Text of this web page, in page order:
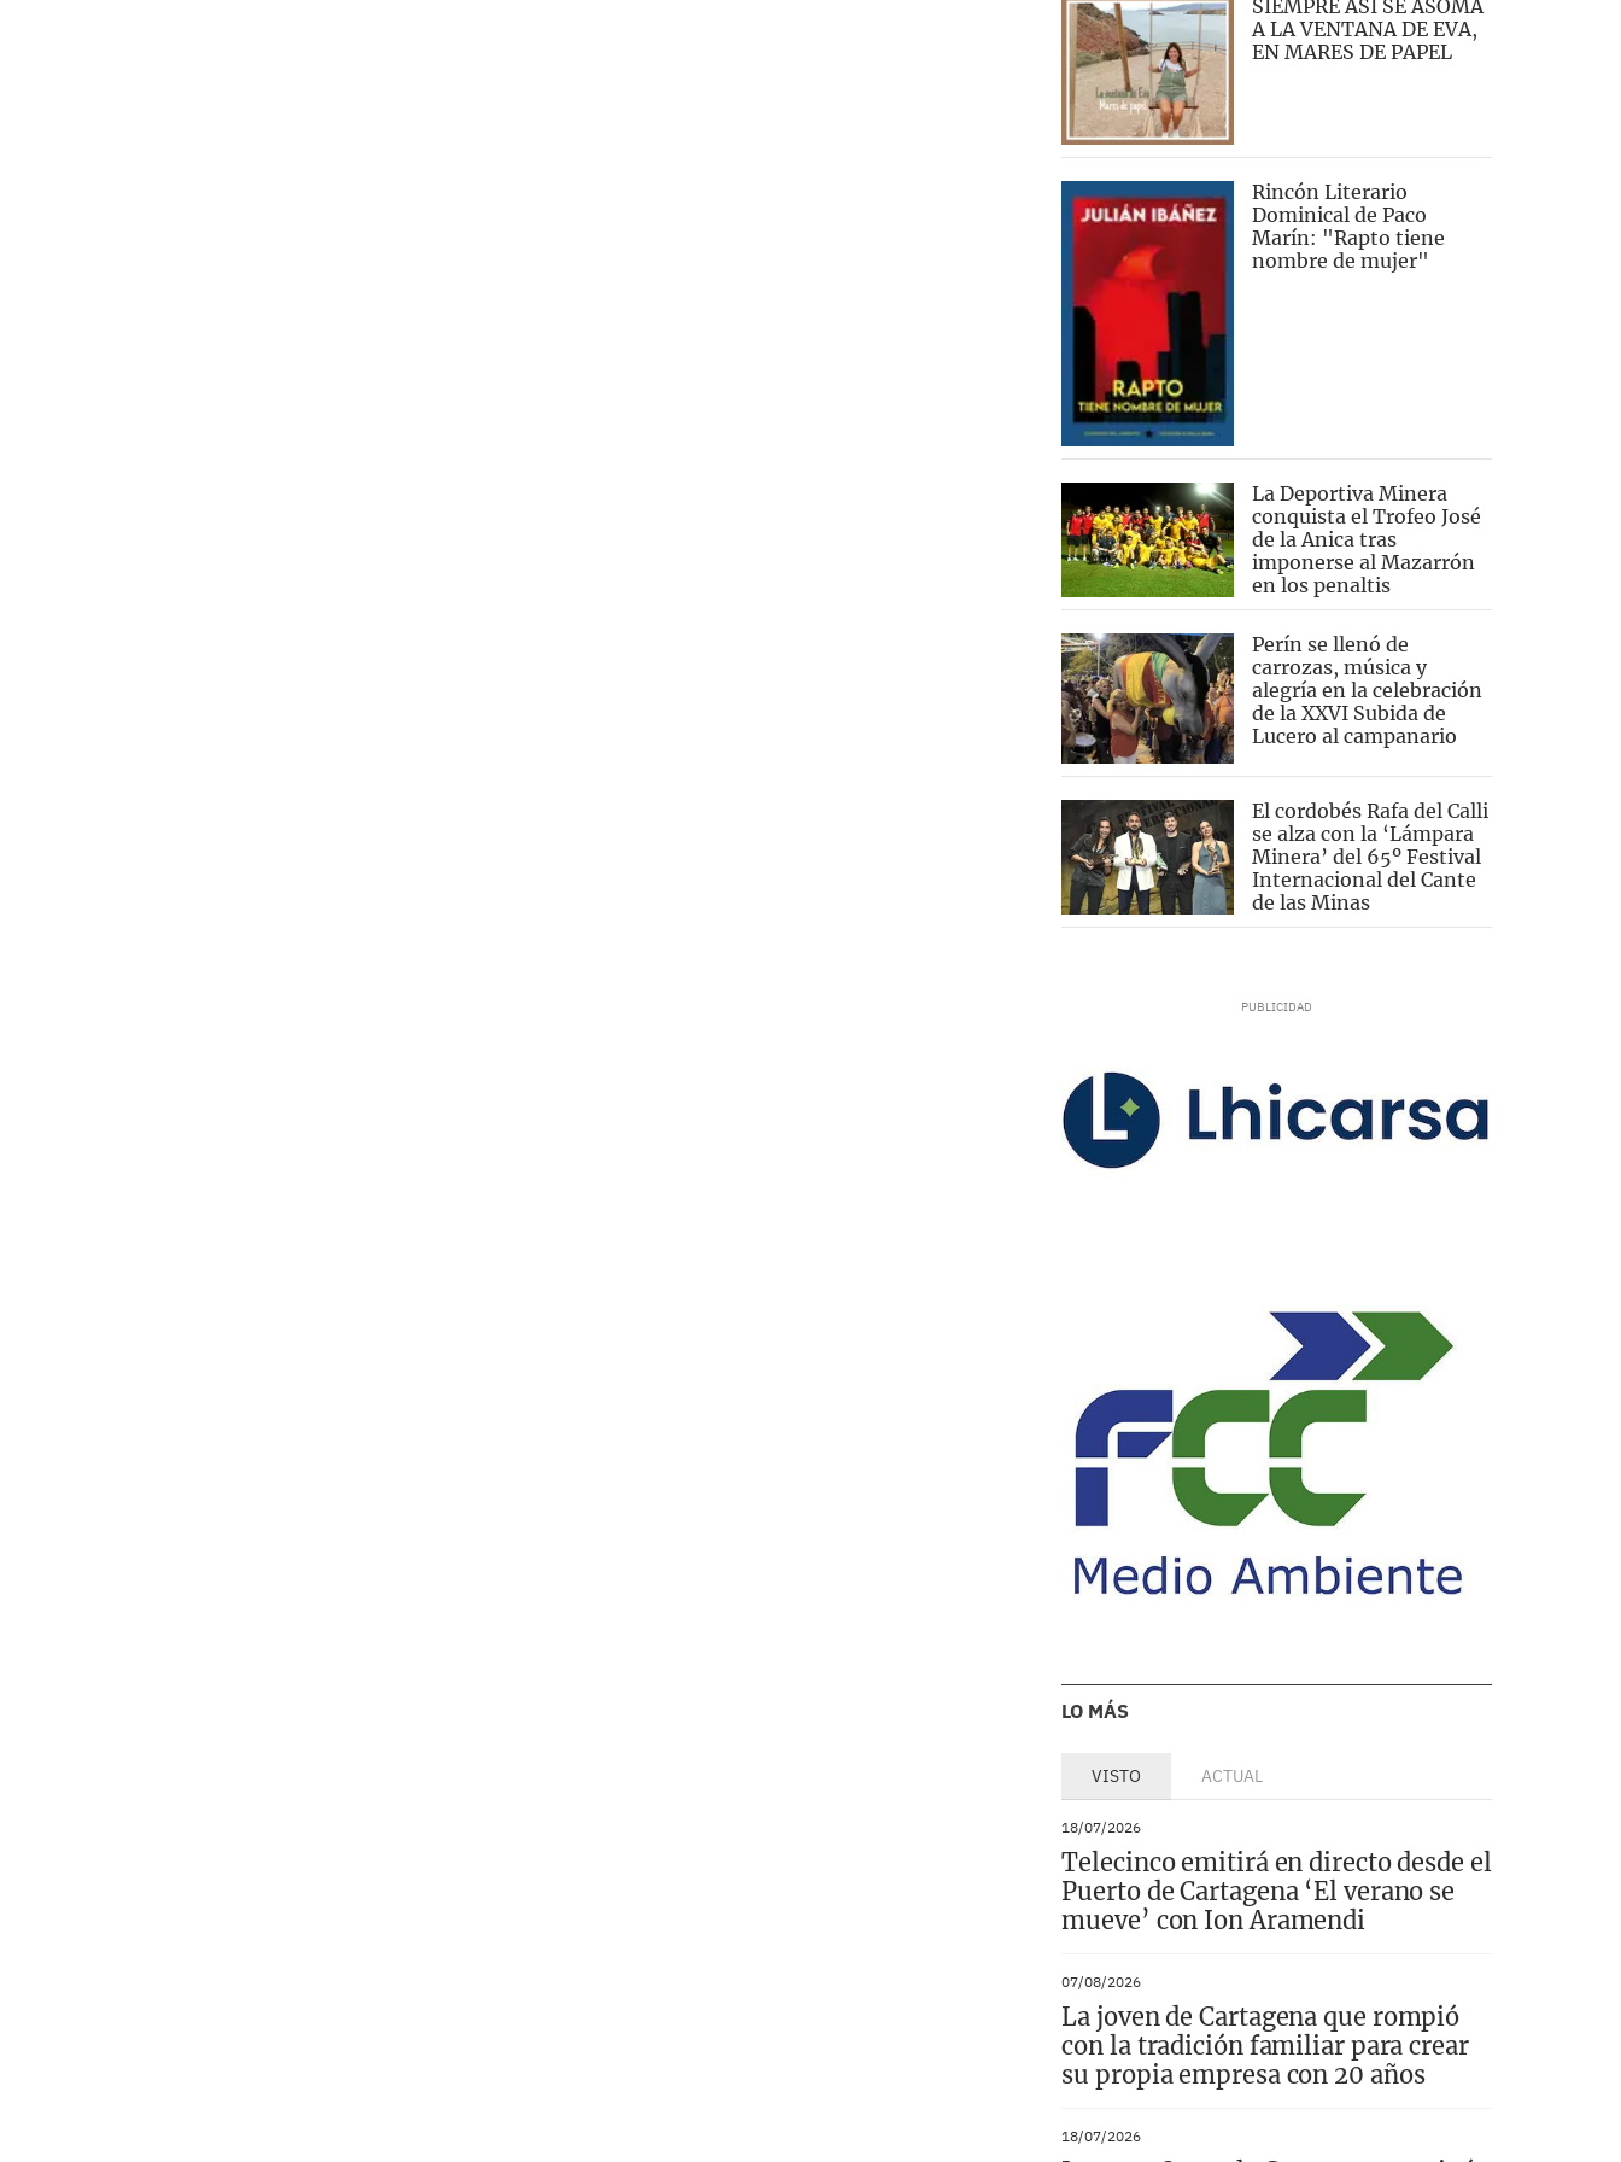
SIEMPRE ASÍ SE ASOMA
A LA VENTANA DE EVA,
EN MARES DE PAPEL
Rincón Literario
Dominical de Paco
Marín: "Rapto tiene
nombre de mujer"
La Deportiva Minera
conquista el Trofeo José
de la Anica tras
imponerse al Mazarrón
en los penaltis
Perín se llenó de
carrozas, música y
alegría en la celebración
de la XXVI Subida de
Lucero al campanario
El cordobés Rafa del Calli
se alza con la ‘Lámpara
Minera’ del 65º Festival
Internacional del Cante
de las Minas
LO MÁS
VISTO ACTUAL
18/07/2026
Telecinco emitirá en directo desde el
Puerto de Cartagena ‘El verano se
mueve’ con Ion Aramendi
07/08/2026
La joven de Cartagena que rompió
con la tradición familiar para crear
su propia empresa con 20 años
18/07/2026